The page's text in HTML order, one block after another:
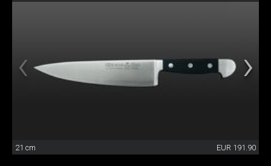
21 cm EUR 191.90